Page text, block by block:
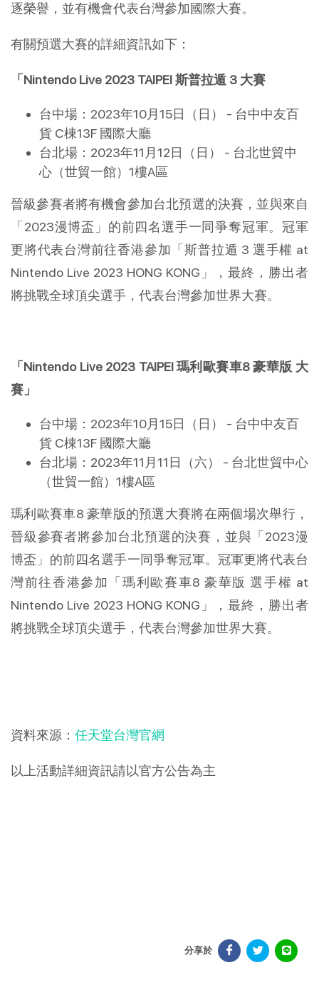
逐榮譽，並有機會代表台灣參加國際大賽。
有關預選大賽的詳細資訊如下：
「Nintendo Live 2023 TAIPEI 斯普拉遁 3 大賽
台中場：2023年10月15日（日） - 台中中友百
貨 C棟13F 國際大廳
台北場：2023年11月12日（日） - 台北世貿中
心（世貿一館）1樓A區
晉級參賽者將有機會參加台北預選的決賽，並與來自
「2023漫博盃」的前四名選手一同爭奪冠軍。冠軍
更將代表台灣前往香港參加「斯普拉遁 3 選手權 at
Nintendo Live 2023 HONG KONG」，最終，勝出者
將挑戰全球頂尖選手，代表台灣參加世界大賽。
「Nintendo Live 2023 TAIPEI 瑪利歐賽車8 豪華版 大
賽」
台中場：2023年10月15日（日） - 台中中友百
貨 C棟13F 國際大廳
台北場：2023年11月11日（六） - 台北世貿中心
（世貿一館）1樓A區
瑪利歐賽車8 豪華版的預選大賽將在兩個場次舉行，
晉級參賽者將參加台北預選的決賽，並與「2023漫
博盃」的前四名選手一同爭奪冠軍。冠軍更將代表台
灣前往香港參加「瑪利歐賽車8 豪華版 選手權 at
Nintendo Live 2023 HONG KONG」，最終，勝出者
將挑戰全球頂尖選手，代表台灣參加世界大賽。
資料來源： 任天堂台灣官網
以上活動詳細資訊請以官方公告為主
分享於